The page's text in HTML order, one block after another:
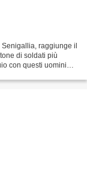
raggiunge il
di soldati più
con questi uomini